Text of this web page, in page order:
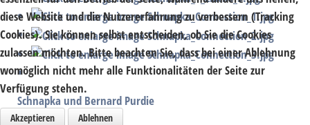
Schnapka und Bernard Purdie
diese Website und die Nutzererfahrung zu verbessern (Tracking
Cookies). Sie können selbst entscheiden, ob Sie die Cookies
zulassen möchten. Bitte beachten Sie, dass bei einer Ablehnung
womöglich nicht mehr alle Funktionalitäten der Seite zur
Verfügung stehen.
Akzeptieren Ablehnen